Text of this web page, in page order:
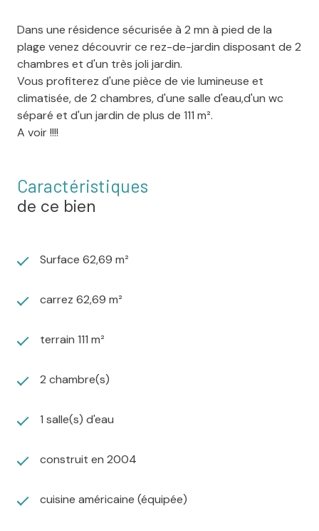
Dans une résidence sécurisée à 2 mn à pied de la
plage venez découvrir ce rez-de-jardin disposant de 2
chambres et d'un très joli jardin.
Vous profiterez d'une pièce de vie lumineuse et
climatisée, de 2 chambres, d'une salle d'eau,d'un wc
séparé et d'un jardin de plus de 111 m².
A voir !!!!
Caractéristiques
de ce bien
Surface 62,69 m²
carrez 62,69 m²
terrain 111 m²
2 chambre(s)
1 salle(s) d'eau
construit en 2004
cuisine américaine (équipée)